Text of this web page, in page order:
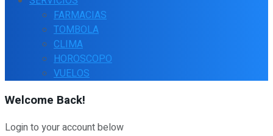
FARMACIAS
TOMBOLA
CLIMA
HOROSCOPO
VUELOS
Welcome Back!
Login to your account below